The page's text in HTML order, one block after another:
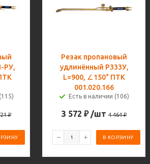
РУ,
₽
Резак пропановый
удлинённый Р333У,
L=900, ∠150° ПТК
001.020.166
Есть в наличии (106)
3 572 ₽ /шт 4 464₽
В КОРЗИНУ